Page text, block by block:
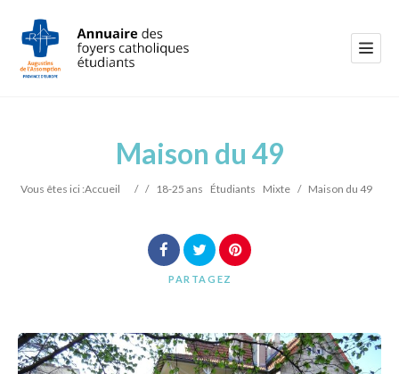
Maison du 49
Vous êtes ici :Accueil / / 18-25 ans Étudiants Mixte / Maison du 49
PARTAGEZ